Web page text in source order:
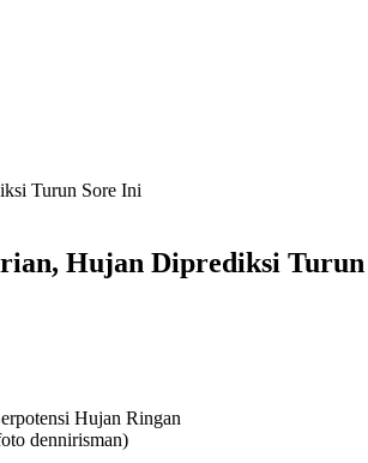
Turun Sore Ini
Hujan Diprediksi
dennirisman)